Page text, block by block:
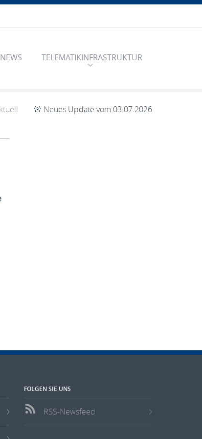
NEWS TELEMATIKINFRASTRUKTUR
🚨 Neues Update vom 03.07.2026
FOLGEN SIE UNS
RSS-Newsfeed